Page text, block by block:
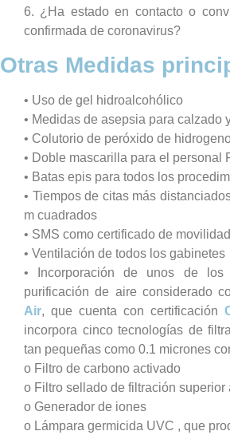
6. ¿Ha estado en contacto o
confirmada de coronavirus?
Otras Medidas
• Uso de gel hidroalcohólico
• Medidas de asepsia para calzado
• Colutorio de peróxido de
• Doble mascarilla para el personal
• Batas epis para todos los
• Tiempos de citas más
m cuadrados
• SMS como certificado de
• Ventilación de todos los gabinetes
• Incorporación de unos de
purificación de aire considerado
Air, que cuenta con certificación
incorpora cinco tecnologías de
tan pequeñas como 0.1 micrones
o Filtro de carbono activado
o Filtro sellado de filtración superior
o Generador de iones
o Lámpara germicida UVC , que